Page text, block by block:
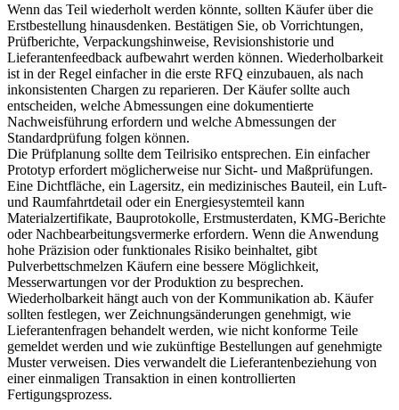
Wenn das Teil wiederholt werden könnte, sollten Käufer über die
Erstbestellung hinausdenken. Bestätigen Sie, ob Vorrichtungen,
Prüfberichte, Verpackungshinweise, Revisionshistorie und
Lieferantenfeedback aufbewahrt werden können. Wiederholbarkeit
ist in der Regel einfacher in die erste RFQ einzubauen, als nach
inkonsistenten Chargen zu reparieren. Der Käufer sollte auch
entscheiden, welche Abmessungen eine dokumentierte
Nachweisführung erfordern und welche Abmessungen der
Standardprüfung folgen können.
Die Prüfplanung sollte dem Teilrisiko entsprechen. Ein einfacher
Prototyp erfordert möglicherweise nur Sicht- und Maßprüfungen.
Eine Dichtfläche, ein Lagersitz, ein medizinisches Bauteil, ein Luft-
und Raumfahrtdetail oder ein Energiesystemteil kann
Materialzertifikate, Bauprotokolle, Erstmusterdaten, KMG-Berichte
oder Nachbearbeitungsvermerke erfordern. Wenn die Anwendung
hohe Präzision oder funktionales Risiko beinhaltet, gibt
Pulverbettschmelzen Käufern eine bessere Möglichkeit,
Messerwartungen vor der Produktion zu besprechen.
Wiederholbarkeit hängt auch von der Kommunikation ab. Käufer
sollten festlegen, wer Zeichnungsänderungen genehmigt, wie
Lieferantenfragen behandelt werden, wie nicht konforme Teile
gemeldet werden und wie zukünftige Bestellungen auf genehmigte
Muster verweisen. Dies verwandelt die Lieferantenbeziehung von
einer einmaligen Transaktion in einen kontrollierten
Fertigungsprozess.